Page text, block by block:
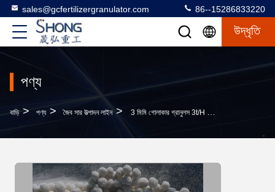
sales@gcfertilizergranulator.com 86--15286833220
উদ্ধৃতি
পণ্য
বাড়ি > পণ্য > জৈব সার উত্পাদন লাইন > 3 মিমি গোলাকার গ্রানুলস 3t/H জৈবিক NPK যৌগিক সার জন্য সার প্রক্রিয়াকরণ উদ্ভিদ